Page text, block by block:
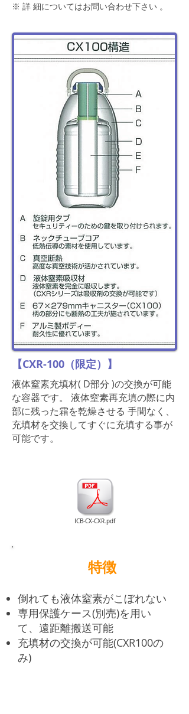
※ 詳 細についてはお問い合わせ下さい 。
【CXR-100（限定）】
液体窒素充填材( D部分 )の交換が可能
な容器です。 液体窒素再充填の際に内
部に残った霜を乾燥させる 手間なく、
充填材を交換してすぐに充填する事が
可能です。
ICB-CX-CXR.pdf
特徴
倒れても液体窒素がこぼれない
専用保護ケース(別売)を用い
て、遠距離搬送可能
充填材の交換が可能(CXR100の
み)